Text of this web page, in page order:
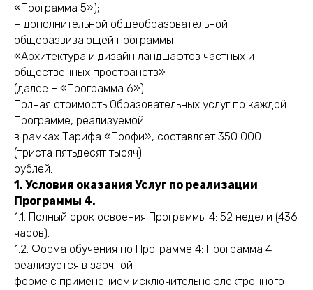
«Программа 5»);
− дополнительной общеобразовательной
общеразвивающей программы
«Архитектура и дизайн ландшафтов частных и
общественных пространств»
(далее – «Программа 6»).
Полная стоимость Образовательных услуг по каждой
Программе, реализуемой
в рамках Тарифа «Профи», составляет 350 000
(триста пятьдесят тысяч)
рублей.
1. Условия оказания Услуг по реализации
Программы 4.
1.1. Полный срок освоения Программы 4: 52 недели (436
часов).
1.2. Форма обучения по Программе 4: Программа 4
реализуется в заочной
форме с применением исключительно электронного